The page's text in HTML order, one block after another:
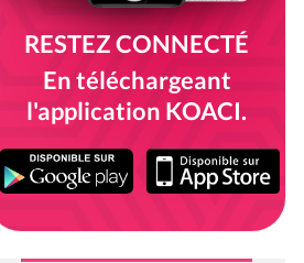
RESTEZ CONNECTÉ
En téléchargeant
l'application KOACI.